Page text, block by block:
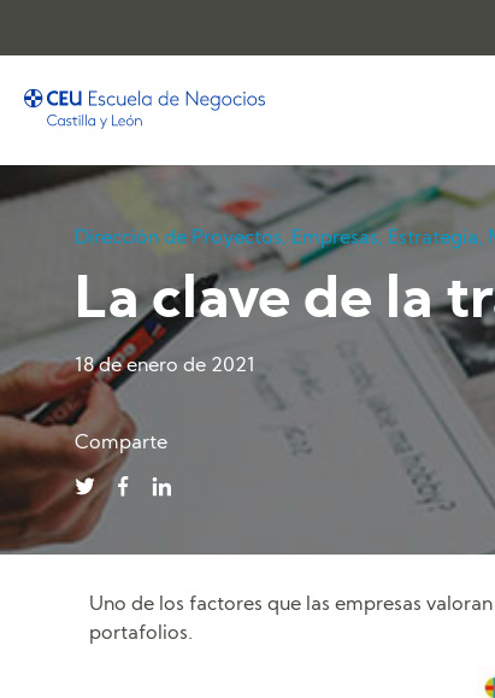
Dirección de Proyectos, Empresas, Estrategia,
La clave de la
18 de enero de 2021
Comparte
Uno de los factores que las empresas
portafolios.